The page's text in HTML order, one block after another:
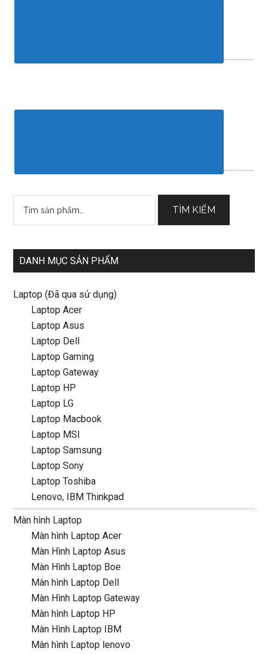
kiếm:
TÌM KIẾM
DANH MỤC SẢN PHẨM
Laptop (Đã qua sử dụng)
Laptop Acer
Laptop Asus
Laptop Dell
Laptop Gaming
Laptop Gateway
Laptop HP
Laptop LG
Laptop Macbook
Laptop MSI
Laptop Samsung
Laptop Sony
Laptop Toshiba
Lenovo, IBM Thinkpad
Màn hình Laptop
Màn hình Laptop Acer
Màn Hình Laptop Asus
Màn Hình Laptop Boe
Màn hình Laptop Dell
Màn Hình Laptop Gateway
Màn hình Laptop HP
Màn Hình Laptop IBM
Màn hình Laptop lenovo